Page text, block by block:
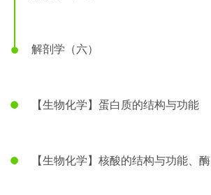
解剖学（六）
【生物化学】蛋白质的结构与功能
【生物化学】核酸的结构与功能、酶